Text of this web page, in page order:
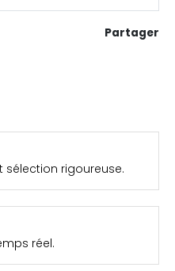
Partager
sélection rigoureuse.
réel.